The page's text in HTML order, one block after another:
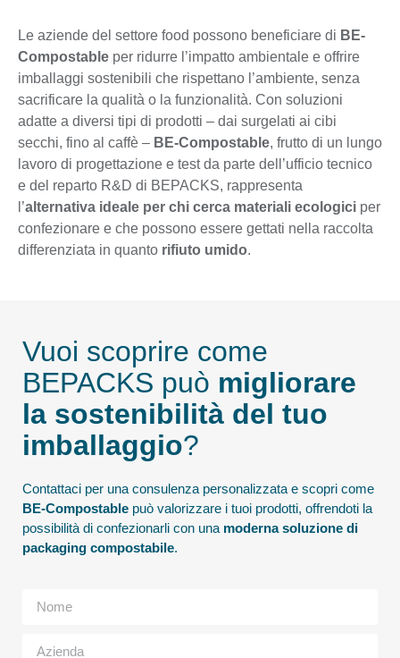
Le aziende del settore food possono beneficiare di BE-
Compostable per ridurre l’impatto ambientale e offrire
imballaggi sostenibili che rispettano l’ambiente, senza
sacrificare la qualità o la funzionalità. Con soluzioni
adatte a diversi tipi di prodotti – dai surgelati ai cibi
secchi, fino al caffè – BE-Compostable, frutto di un lungo
lavoro di progettazione e test da parte dell’ufficio tecnico
e del reparto R&D di BEPACKS, rappresenta
l’alternativa ideale per chi cerca materiali ecologici per
confezionare e che possono essere gettati nella raccolta
differenziata in quanto rifiuto umido.
Vuoi scoprire come
BEPACKS può migliorare
la sostenibilità del tuo
imballaggio?
Contattaci per una consulenza personalizzata e scopri come
BE-Compostable può valorizzare i tuoi prodotti, offrendoti la
possibilità di confezionarli con una moderna soluzione di
packaging compostabile.